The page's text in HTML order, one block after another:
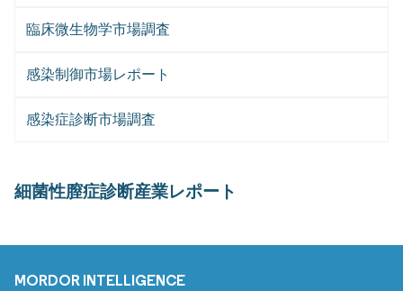
臨床微生物学市場調査
感染制御市場レポート
感染症診断市場調査
細菌性膣症診断産業レポート
MORDOR INTELLIGENCE